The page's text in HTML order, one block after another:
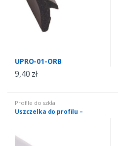
UPRO-01-ORB
9,40 zł
Profile do szkła
Uszczelka do profilu –